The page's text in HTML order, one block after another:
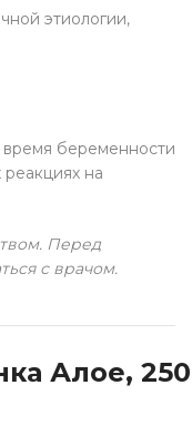
этиологии,
время беременности
на
Перед
с врачом.
Алое, 250